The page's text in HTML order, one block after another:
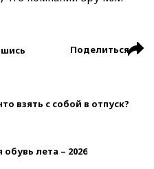
Поделиться
взять с собой в отпуск?
лета – 2026